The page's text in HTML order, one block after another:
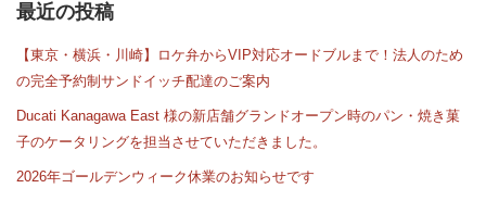
最近の投稿
【東京・横浜・川崎】ロケ弁からVIP対応オードブルまで！法人のため
の完全予約制サンドイッチ配達のご案内
Ducati Kanagawa East 様の新店舗グランドオープン時のパン・焼き菓
子のケータリングを担当させていただきました。
2026年ゴールデンウィーク休業のお知らせです